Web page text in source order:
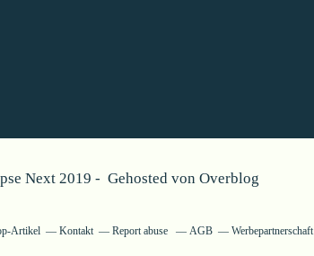
Next 2019 - Gehosted von Overblog
Artikel Kontakt Report abuse AGB Werbepartnerschaft